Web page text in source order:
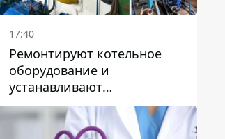
17:40
Ремонтируют котельное
оборудование и
устанавливают
генераторные установки:
как в Днепре готовятся к